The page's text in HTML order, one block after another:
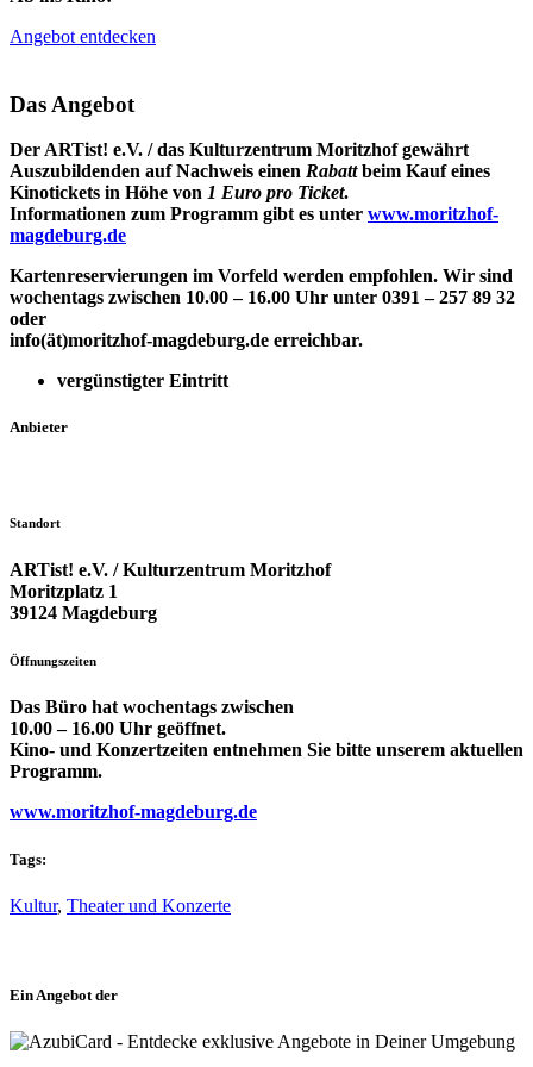
Angebot entdecken
Das Angebot
Der ARTist! e.V. / das Kulturzentrum Moritzhof gewährt
Auszubildenden auf Nachweis einen Rabattbeim Kauf eines
Kinotickets in Höhe von 1 Euro pro Ticket.
Informationen zum Programm gibt es unter www.moritzhof-
magdeburg.de
Kartenreservierungen im Vorfeld werden empfohlen. Wir sind
wochentags zwischen 10.00 – 16.00 Uhr unter 0391 – 257 89 32
oder
info(ät)moritzhof-magdeburg.de erreichbar.
vergünstigter Eintritt
Anbieter
Standort
ARTist! e.V. / Kulturzentrum Moritzhof
Moritzplatz 1
39124 Magdeburg
Öffnungszeiten
Das Büro hat wochentags zwischen
10.00 – 16.00 Uhr geöffnet.
Kino- und Konzertzeiten entnehmen Sie bitte unserem aktuellen
Programm.
www.moritzhof-magdeburg.de
Tags:
Kultur, Theater und Konzerte
Ein Angebot der